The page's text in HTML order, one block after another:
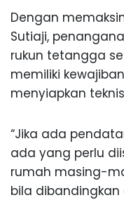
Dengan
Sutiaji,
rukun tetangga
memiliki
menyiapkan
“Jika ada
ada yang perlu
rumah masing-
bila